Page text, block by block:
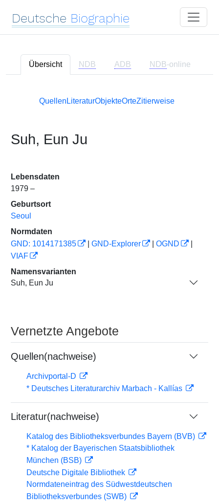
Deutsche Biographie
Übersicht NDB ADB NDB-online
Quellen LiteraturObjekteOrteZitierweise
Suh, Eun Ju
Lebensdaten
1979 –
Geburtsort
Seoul
Normdaten
GND: 1014171385
GND-Explorer OGND
VIAF
Namensvarianten
Suh, Eun Ju
Vernetzte Angebote
Quellen(nachweise)
Archivportal-D
* Deutsches Literaturarchiv Marbach - Kallías
Literatur(nachweise)
Katalog des Bibliotheksverbundes Bayern (BVB)
* Katalog der Bayerischen Staatsbibliothek
München (BSB)
Deutsche Digitale Bibliothek
Normdateneintrag des Südwestdeutschen
Bibliotheksverbundes (SWB)